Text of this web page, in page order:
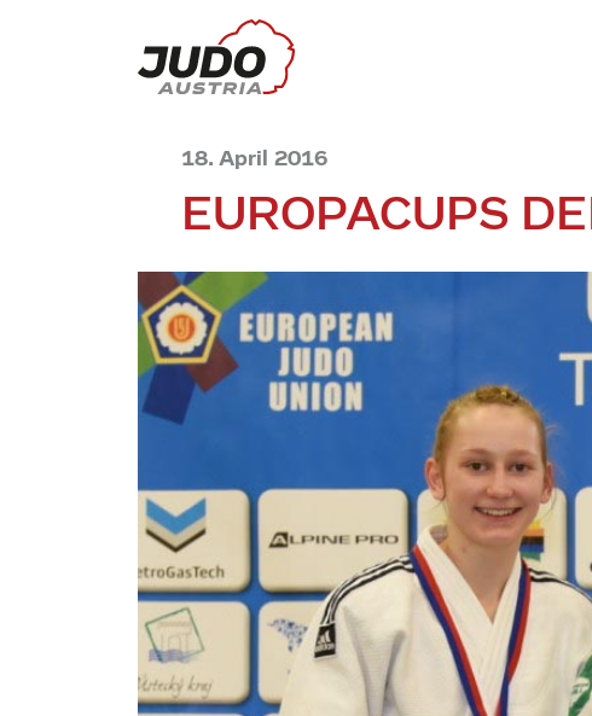
18. April 2016
EUROPACUPS